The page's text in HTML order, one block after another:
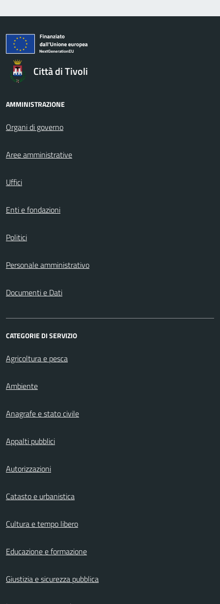
Città di Tivoli
AMMINISTRAZIONE
Organi di governo
Aree amministrative
Uffici
Enti e fondazioni
Politici
Personale amministrativo
Documenti e Dati
CATEGORIE DI SERVIZIO
Agricoltura e pesca
Ambiente
Anagrafe e stato civile
Appalti pubblici
Autorizzazioni
Catasto e urbanistica
Cultura e tempo libero
Educazione e formazione
Giustizia e sicurezza pubblica